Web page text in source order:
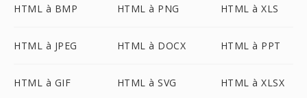
HTML à BMP HTML à PNG HTML à XLS
HTML à JPEG HTML à DOCX HTML à PPT
HTML à GIF HTML à SVG HTML à XLSX